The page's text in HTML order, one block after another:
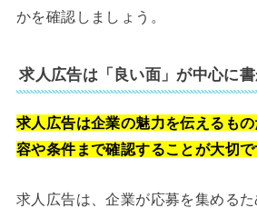
かを確認しましょう。
求人広告は「良い面」が中心に
求人広告は企業の魅力を伝えるも
容や条件まで確認することが大切で
求人広告は、企業が応募を集める